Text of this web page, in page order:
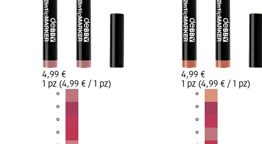
4,99 €
1 pz (4,99 € / 1 pz)
4,99 €
1 pz (4,99 € / 1 pz)